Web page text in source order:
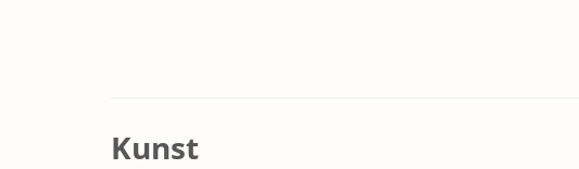
Kunst